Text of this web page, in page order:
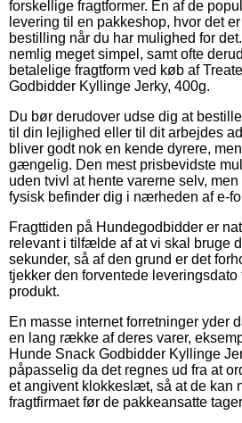
forskellige fragtformer. En af de
levering til en pakkeshop, hvor det
bestilling når du har mulighed for
nemlig meget simpel, samt ofte
betalelige fragtform ved køb af
Godbidder Kyllinge Jerky, 400g.
Du bør derudover udse dig at
til din lejlighed eller til dit arbejdes
bliver godt nok en kende dyrere,
gængelig. Den mest prisbevidste
uden tvivl at hente varerne selv,
fysisk befinder dig i nærheden af e-
Fragttiden på Hundegodbidder er
relevant i tilfælde af at vi skal bruge
sekunder, så af den grund er det
tjekker den forventede leveringsdato
produkt.
En masse internet forretninger yder
en lang række af deres varer,
Hunde Snack Godbidder Kyllinge
påpasselig da det regnes ud fra at
et angivent klokkeslæt, så at de kan
fragtfirmaet før de pakkeansatte